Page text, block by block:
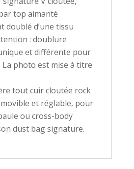
top aimanté
doublé d’une tissu
: doublure
et différente pour
La photo est mise à titre
tout cuir cloutée rock
et réglable, pour
ou cross-body
dust bag signature.